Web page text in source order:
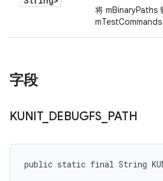
将 mBinaryPaths
mTestCommands
字段
KUNIT_ DEBUGFS_ PATH
public static final String